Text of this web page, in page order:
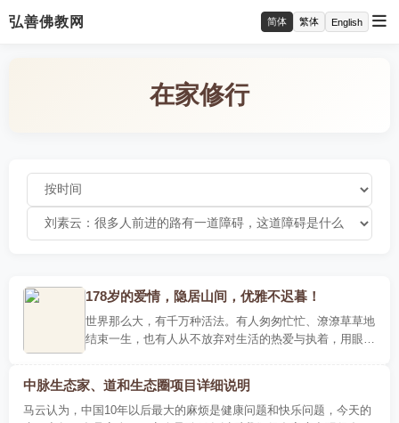
弘善佛教网 简体 繁体 English
在家修行
178岁的爱情，隐居山间，优雅不迟暮！
世界那么大，有千万种活法。有人匆匆忙忙、潦潦草草地
结束一生，也有人从不放弃对生活的热爱与执着，用眼耳
中脉生态家、道和生态圈项目详细说明
马云认为，中国10年以后最大的麻烦是健康问题和快乐问题，今天的